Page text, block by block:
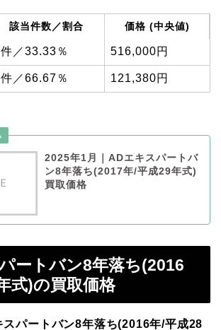
該当件数／割合 価格 (中央値)
／33.33％ 516,000円
／66.67％ 121,380円
2025年1月｜ADエキスパートバ
ン8年落ち(2017年/平成29年式)
買取価格
ートバン8年落ち(2016
式)の買取価格
スパートバン8年落ち(2016年/平成28